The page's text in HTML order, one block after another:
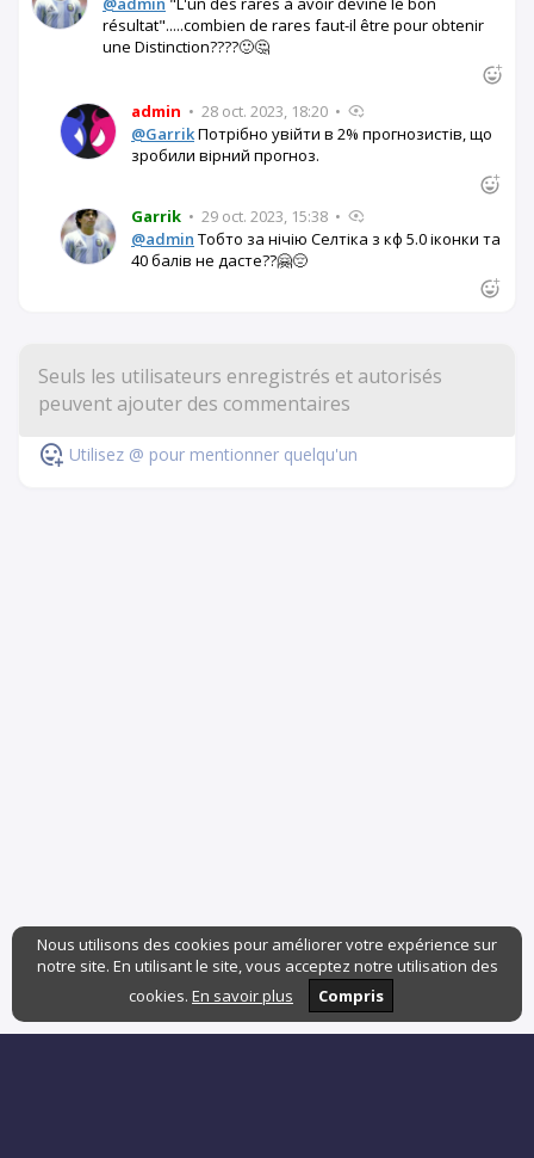
résultat".....combien de rares faut-il être pour obtenir
une Distinction????🙂🤔
admin • 28 oct. 2023, 18:20 •
@GarrikПотрібно увійти в 2% прогнозистів, що
зробили вірний прогноз.
Garrik • 29 oct. 2023, 15:38 •
@admin Тобто за нічію Селтіка з кф 5.0 іконки та
40 балів не дасте??🤗😔
Utilisez @ pour mentionner quelqu'un
Nous utilisons des cookies pour améliorer votre expérience sur
notre site. En utilisant le site, vous acceptez notre utilisation des
cookies. En savoir plus Compris